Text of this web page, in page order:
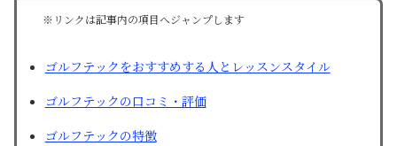
※リンクは記事内の項目へジャンプします
ゴルフテックをおすすめする人とレッスンスタイル
ゴルフテックの口コミ・評価
ゴルフテックの特徴